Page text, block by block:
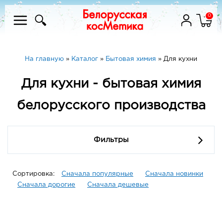
0
На главную » Каталог » Бытовая химия » Для кухни
Для кухни - бытовая химия
белорусского производства
Фильтры
Сортировка: Сначала популярные
Сначала новинки
Сначала дорогие
Сначала дешевые